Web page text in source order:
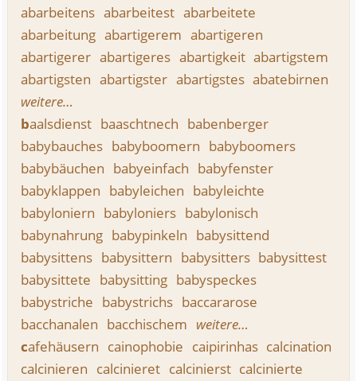
abarbeitens abarbeitest abarbeitete
abarbeitung abartigerem abartigeren
abartigerer abartigeres abartigkeit abartigstem
abartigsten abartigster abartigstes abatebirnen
weitere…
baalsdienst baaschtnech babenberger
babybauches babyboomern babyboomers
babybäuchen babyeinfach babyfenster
babyklappen babyleichen babyleichte
babyloniern babyloniers babylonisch
babynahrung babypinkeln babysittend
babysittens babysittern babysitters babysittest
babysittete babysitting babyspeckes
babystriche babystrichs baccararose
bacchanalen bacchischem weitere…
cafehäusern cainophobie caipirinhas calcination
calcinieren calcinieret calcinierst calcinierte